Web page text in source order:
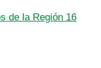
de la Región 16